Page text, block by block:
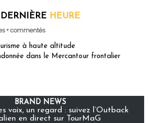
DERNIÈRE HEURE
+ commentés
à haute altitude
dans le Mercantour frontalier
BRAND NEWS
voix, un regard : suivez l’Outback
en direct sur TourMaG